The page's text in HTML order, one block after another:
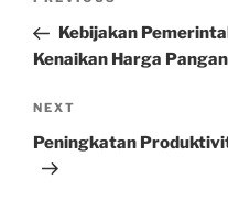
PostKebijakan
Kenaikan Harga
Next
Post
NEXT
Peningkatan